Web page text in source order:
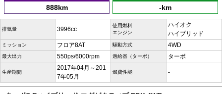
888km -km
排気量 3996cc
使用燃料
エンジン
ハイオク
ハイブリッド
ミッション フロア8AT 駆動方式 4WD
最大出力 550ps/6000rpm 過給器（ターボ） ターボ
生産期間
2017年04月～201
7年05月
燃費性能 -